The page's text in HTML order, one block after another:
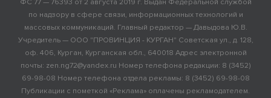
по надзору в сфере связи, информационных технологий и
массовых коммуникаций. Главный редактор — Давыдова Ю.В.
Учредитель — ООО "ПРОВИНЦИЯ - КУРГАН" Советская ул., д. 128,
оф. 406, Курган, Курганская обл., 640018 Адрес электронной
почты: zen.ng72@yandex.ru Номер телефона редакции: 8 (3452)
69-98-08 Номер телефона отдела рекламы: 8 (3452) 69-98-08
Публикации с пометкой «Реклама» оплачены рекламодателем.